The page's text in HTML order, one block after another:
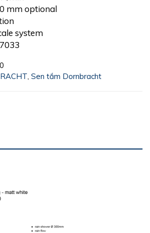
mm optional
system
Sen tắm Dornbracht